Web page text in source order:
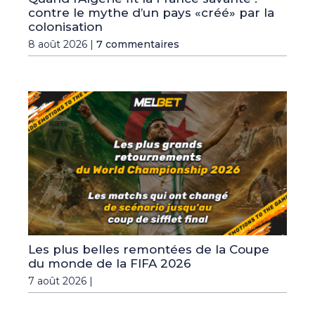
contre le mythe d’un pays «créé» par la
colonisation
8 août 2026 | 7 commentaires
Les plus belles remontées de la Coupe
du monde de la FIFA 2026
7 août 2026 |